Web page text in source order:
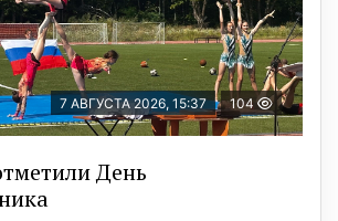
7 АВГУСТА 2026, 15:37 104
День